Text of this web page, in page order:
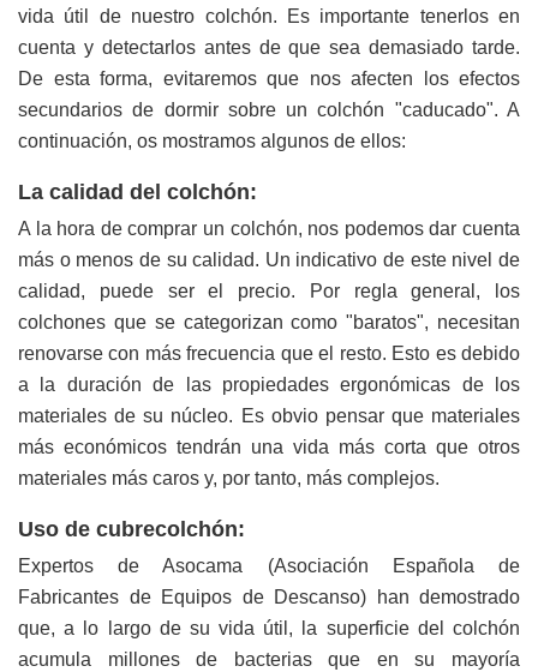
vida útil de nuestro colchón. Es importante tenerlos en
cuenta y detectarlos antes de que sea demasiado tarde.
De esta forma, evitaremos que nos afecten los efectos
secundarios de dormir sobre un colchón "caducado". A
continuación, os mostramos algunos de ellos:
La calidad del colchón:
A la hora de comprar un colchón, nos podemos dar cuenta
más o menos de su calidad. Un indicativo de este nivel de
calidad, puede ser el precio. Por regla general, los
colchones que se categorizan como "baratos", necesitan
renovarse con más frecuencia que el resto. Esto es debido
a la duración de las propiedades ergonómicas de los
materiales de su núcleo. Es obvio pensar que materiales
más económicos tendrán una vida más corta que otros
materiales más caros y, por tanto, más complejos.
Uso de cubrecolchón:
Expertos de Asocama (Asociación Española de
Fabricantes de Equipos de Descanso) han demostrado
que, a lo largo de su vida útil, la superficie del colchón
acumula millones de bacterias que en su mayoría